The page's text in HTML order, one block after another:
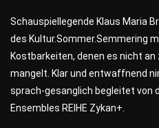
Schauspiellegende Klaus Maria
des Kultur.Sommer.Semmering
Kostbarkeiten, denen es nicht
mangelt. Klar und entwaffnend
sprach-gesanglich begleitet von
Ensembles REIHE Zykan+.